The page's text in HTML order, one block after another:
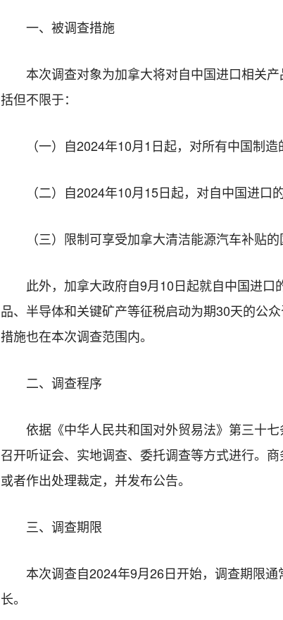
一、被调查措施
本次调查对象为加拿大将对自中国进口相关
括但不限于：
（一）自2024年10月1日起，对所有中国制
（二）自2024年10月15日起，对自中国进口
（三）限制可享受加拿大清洁能源汽车补贴的
此外，加拿大政府自9月10日起就自中国进口
品、半导体和关键矿产等征税启动为期30天的公
措施也在本次调查范围内。
二、调查程序
依据《中华人民共和国对外贸易法》第三十七
召开听证会、实地调查、委托调查等方式进行。
或者作出处理裁定，并发布公告。
三、调查期限
本次调查自2024年9月26日开始，调查期限
长。